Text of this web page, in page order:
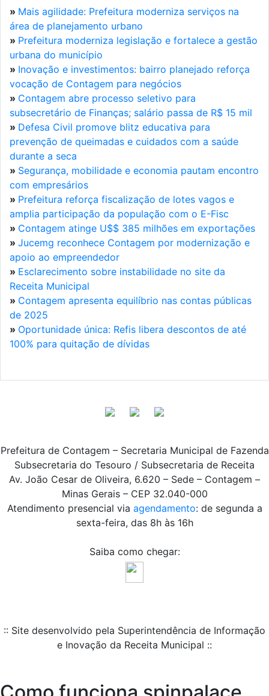
» Mais agilidade: Prefeitura moderniza serviços na
área de planejamento urbano
» Prefeitura moderniza legislação e fortalece a gestão
urbana do município
» Inovação e investimentos: bairro planejado reforça
vocação de Contagem para negócios
» Contagem abre processo seletivo para
subsecretário de Finanças; salário passa de R$ 15 mil
» Defesa Civil promove blitz educativa para
prevenção de queimadas e cuidados com a saúde
durante a seca
» Segurança, mobilidade e economia pautam encontro
com empresários
» Prefeitura reforça fiscalização de lotes vagos e
amplia participação da população com o E-Fisc
» Contagem atinge U$$ 385 milhões em exportações
» Jucemg reconhece Contagem por modernização e
apoio ao empreendedor
» Esclarecimento sobre instabilidade no site da
Receita Municipal
» Contagem apresenta equilíbrio nas contas públicas
de 2025
» Oportunidade única: Refis libera descontos de até
100% para quitação de dívidas
Prefeitura de Contagem – Secretaria Municipal de Fazenda
Subsecretaria do Tesouro / Subsecretaria de Receita
Av. João Cesar de Oliveira, 6.620 – Sede – Contagem –
Minas Gerais – CEP 32.040-000
Atendimento presencial via agendamento: de segunda a
sexta-feira, das 8h às 16h
Saiba como chegar:
:: Site desenvolvido pela Superintendência de Informação
e Inovação da Receita Municipal ::